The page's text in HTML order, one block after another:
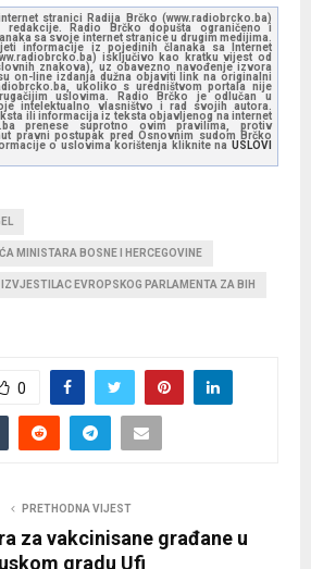
stranici Radija Brčko (www.radiobrcko.ba)
Radio Brčko dopušta ograničeno i
sa svoje internet stranice u drugim medijima.
informacije iz pojedinih članaka sa Internet
isključivo kao kratku vijest od
znakova), uz obavezno navođenje izvora
on-line izdanja dužna objaviti link na originalni
ukoliko s uredništvom portala nije
uslovima. Radio Brčko je odlučan u
intelektualno vlasništvo i rad svojih autora.
ili informacija iz teksta objavljenog na internet
prenese suprotno ovim pravilima, protiv
pravni postupak pred Osnovnim sudom Brčko
o uslovima korištenja kliknite na USLOVI
MINISTARA BOSNE I HERCEGOVINE
IZVJESTILAC EVROPSKOG PARLAMENTA ZA BIH
0
PRETHODNA VIJEST
za vakcinisane građane u
gradu Ufi